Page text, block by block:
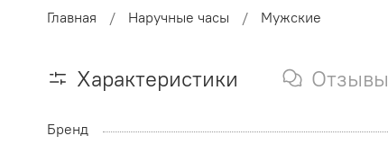
Главная Наручные часы Мужские
Характеристики Отзывы
Бренд